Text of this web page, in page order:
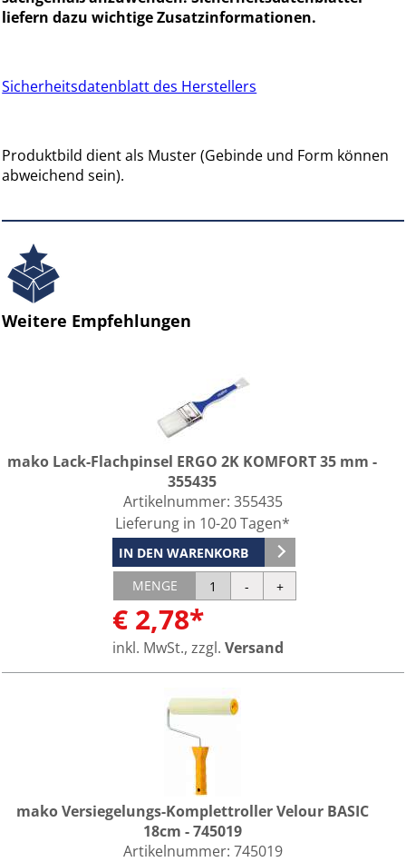
liefern dazu wichtige Zusatzinformationen.
Sicherheitsdatenblatt des Herstellers
Produktbild dient als Muster (Gebinde und Form können
abweichend sein).
Weitere Empfehlungen
mako Lack-Flachpinsel ERGO 2K KOMFORT 35 mm -
355435
Artikelnummer: 355435
Lieferung in 10-20 Tagen*
IN DEN WARENKORB
MENGE
€ 2,78*
inkl. MwSt., zzgl. Versand
mako Versiegelungs-Komplettroller Velour BASIC
18cm - 745019
Artikelnummer: 745019